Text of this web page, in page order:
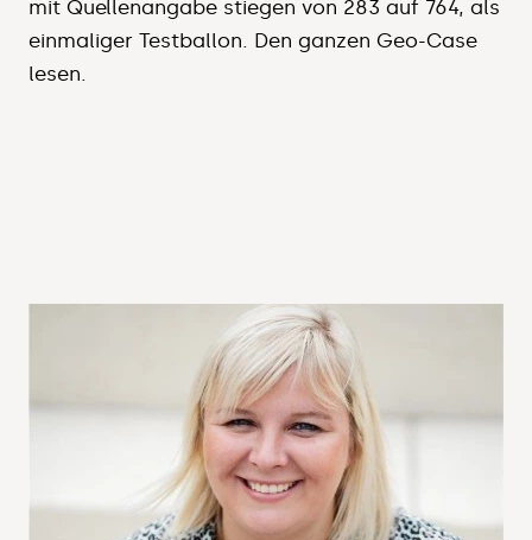
mit Quellenangabe stiegen von 283 auf 764, als
einmaliger Testballon. Den ganzen Geo-Case
lesen.